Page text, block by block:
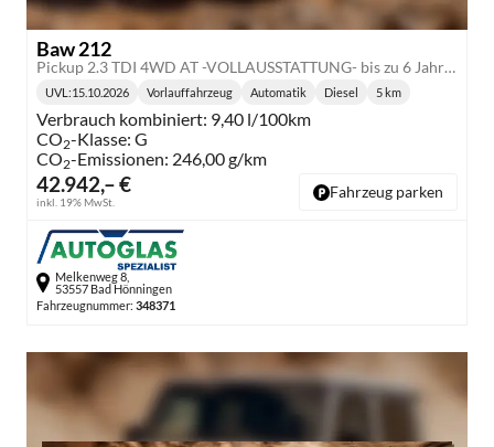
Baw 212
Pickup 2.3 TDI 4WD AT -VOLLAUSSTATTUNG- bis zu 6 Jahre Garantie
42.942,– €
inkl. 19% MwSt.
UVL :15.10.2026 Vorlauffahrzeug Automatik Diesel 5 km
Verbrauch kombiniert: 9,40 l/100km
CO2-Klasse: G
CO2-Emissionen: 246,00 g/km
Fahrzeug parken
Melkenweg 8,
53557 Bad Hönningen
Fahrzeugnummer: 348371